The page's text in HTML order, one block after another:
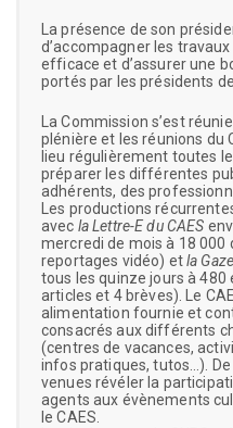
La présence de son
d’accompagner les
efficace et d’assurer une
portés par les présidents
La Commission s’est
plénière et les réunions du
lieu régulièrement toutes
préparer les différentes
adhérents, des
Les productions
avec la Lettre-E du CAES
mercredi de mois à 18
reportages vidéo) etla
tous les quinze jours à
articles et 4 brèves). Le
alimentation fournie et
consacrés aux différents
(centres de vacances,
infos pratiques, tutos…).
venues révéler la
agents aux évènements
le CAES.